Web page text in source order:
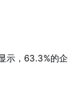
示，63.3%的企